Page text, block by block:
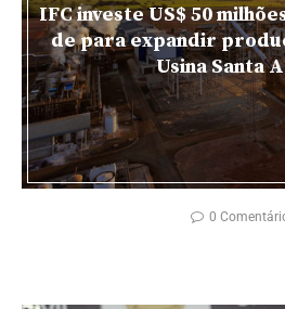
IFC investe US$ 50
de para expandir
Usina Santa
0